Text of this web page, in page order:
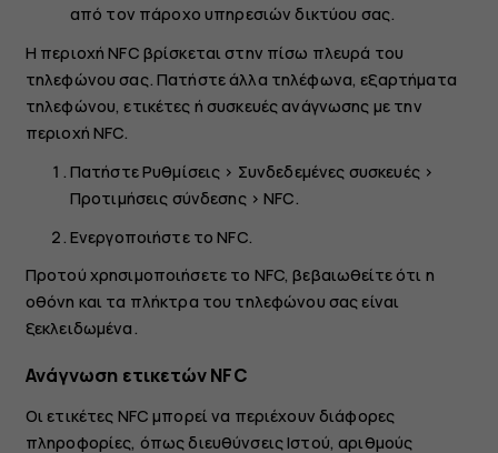
από τον πάροχο υπηρεσιών δικτύου σας.
Η περιοχή NFC βρίσκεται στην πίσω πλευρά του
τηλεφώνου σας. Πατήστε άλλα τηλέφωνα, εξαρτήματα
τηλεφώνου, ετικέτες ή συσκευές ανάγνωσης με την
περιοχή NFC.
ΠατήστεΡυθμίσεις > Συνδεδεμένες συσκευές>
Προτιμήσεις σύνδεσης>NFC.
Ενεργοποιήστε τοNFC.
Προτού χρησιμοποιήσετε το NFC, βεβαιωθείτε ότι η
οθόνη και τα πλήκτρα του τηλεφώνου σας είναι
ξεκλειδωμένα.
Ανάγνωση ετικετών NFC
Οι ετικέτες NFC μπορεί να περιέχουν διάφορες
πληροφορίες, όπως διευθύνσεις Ιστού, αριθμούς